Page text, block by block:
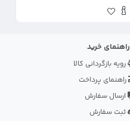
راهنمای خرید
رویه بازگردانی کالا
راهنمای پرداخت
ارسال سفارش
ثبت سفارش